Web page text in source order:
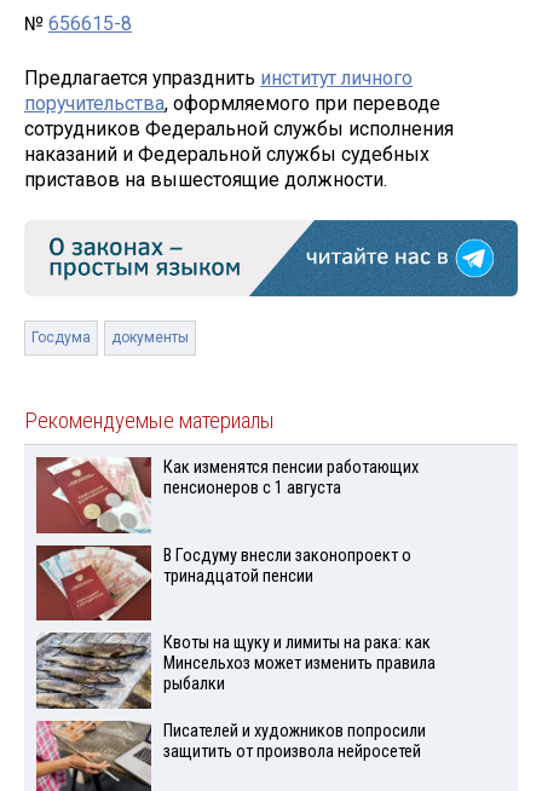
№ 656615-8
Предлагается упразднить институт личного
поручительства, оформляемого при переводе
сотрудников Федеральной службы исполнения
наказаний и Федеральной службы судебных
приставов на вышестоящие должности.
Госдума документы
Рекомендуемые материалы
Как изменятся пенсии работающих
пенсионеров с 1 августа
В Госдуму внесли законопроект о
тринадцатой пенсии
Квоты на щуку и лимиты на рака: как
Минсельхоз может изменить правила
рыбалки
Писателей и художников попросили
защитить от произвола нейросетей